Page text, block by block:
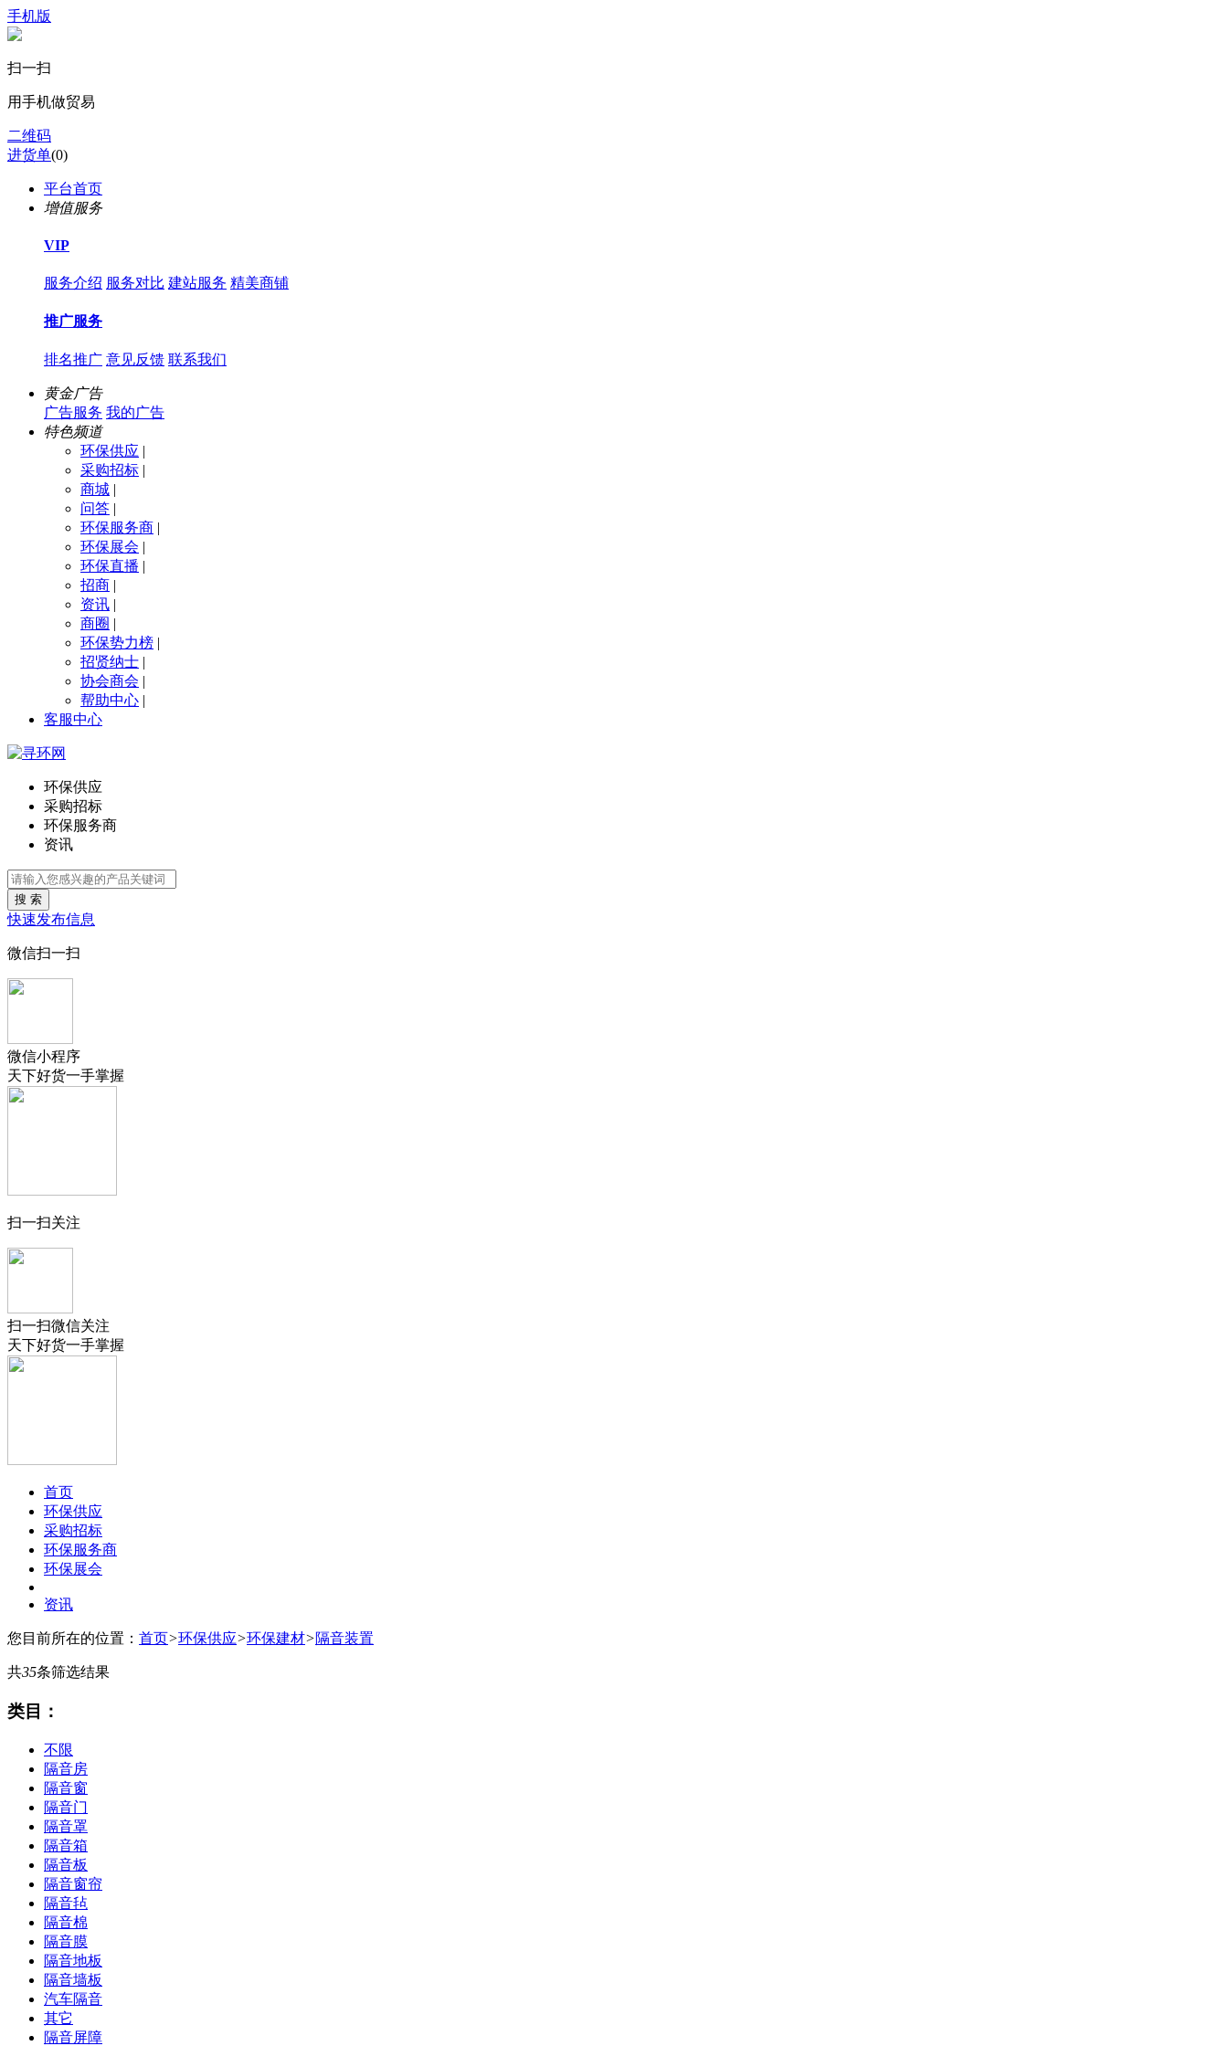
手机版
扫一扫
用手机做贸易
二维码
进货单(0)
平台首页
增值服务
VIP
服务介绍 服务对比 建站服务 精美商铺
推广服务
排名推广 意见反馈 联系我们
黄金广告
广告服务 我的广告
特色频道
环保供应 |
采购招标 |
商城 |
问答 |
环保服务商 |
环保展会 |
环保直播 |
招商 |
资讯 |
商圈 |
环保势力榜 |
招贤纳士 |
协会商会 |
帮助中心 |
客服中心
环保供应
采购招标
环保服务商
资讯
搜 索
快速发布信息
微信扫一扫
微信小程序
天下好货一手掌握
扫一扫关注
扫一扫微信关注
天下好货一手掌握
首页
环保供应
采购招标
环保服务商
环保展会
资讯
您目前所在的位置： 首页>环保供应>环保建材>隔音装置
共35条筛选结果
类目：
不限
隔音房
隔音窗
隔音门
隔音罩
隔音箱
隔音板
隔音窗帘
隔音毡
隔音棉
隔音膜
隔音地板
隔音墙板
汽车隔音
其它
隔音屏障